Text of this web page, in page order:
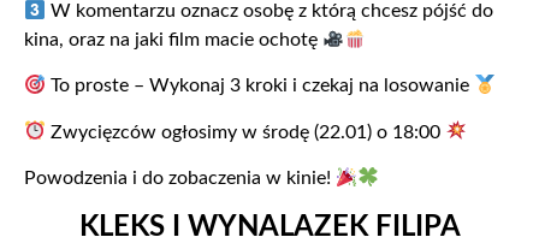
W komentarzu oznacz osobę z którą chcesz pójść do
kina, oraz na jaki film macie ochotę
To proste – Wykonaj 3 kroki i czekaj na losowanie
Zwycięzców ogłosimy w środę (22.01) o 18:00
Powodzenia i do zobaczenia w kinie!
KLEKS I WYNALAZEK FILIPA